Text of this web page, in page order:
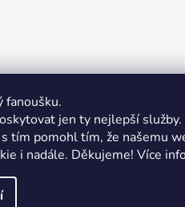
fanoušku.
jen ty nejlepší
tím pomohl tím, že našemu
i nadále. Děkujeme! Více
Pořiďte si vlastní merch